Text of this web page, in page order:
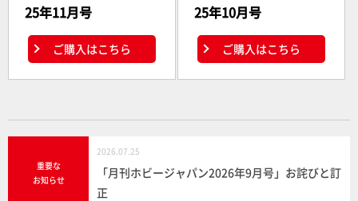
25年11月号
ご購入はこちら
25年10月号
ご購入はこちら
重要な
お知らせ
2026.07.25
「月刊ホビージャパン2026年9月号」お詫びと訂
正